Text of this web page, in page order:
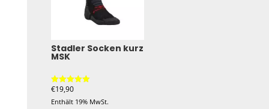
Stadler Socken kurz
MSK
Bewertet mit
von 5
€19,90
Enthält 19% MwSt.